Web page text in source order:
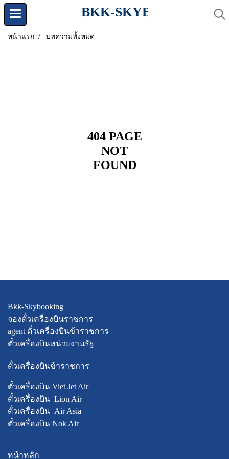
BKK-
หน้าแรก บทความทั้งหมด
404 PAGE
NOT
FOUND
Bkk-Skybooking
จองตั๋วเครื่องบินราชการ
agent ตั๋วเครื่องบินข้าราชการ
ตั๋วเครื่องบินหน่วยงานรัฐ
ตั๋วเครื่องบินข้าราชการ
ตั๋วเครื่องบิน Viet Jet Air
ตั๋วเครื่องบิน Lion Air
ตั๋วเครื่องบิน Air Asia
ตั๋วเครื่องบิน Nok Air
หน้าหลัก